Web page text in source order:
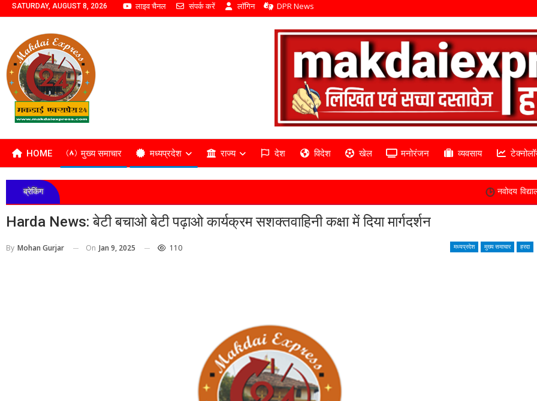
SATURDAY, AUGUST 8, 2026 लाइव चैनल संपर्क करें लॉगिन DPR News
HOME मुख्य समाचार मध्यप्रदेश राज्य देश विदेश खेल मनोरंजन व्यवसाय
ब्रेकिंग नवोदय विद्यालय हरदा में कक्षा 6
Harda News: बेटी बचाओ बेटी पढ़ाओ कार्यक्रम सशक्तवाहिनी कक्षा में दिया मार्गदर्शन
मध्यप्रदेश मुख्य समाचार हरदा
By Mohan Gurjar On Jan 9, 2025 110